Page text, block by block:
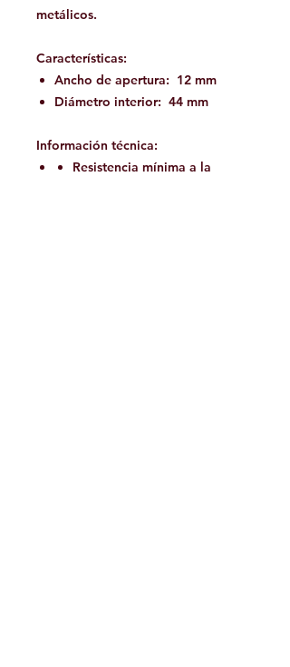
metálicos.
Características:
Ancho de apertura: 12 mm
Diámetro interior: 44 mm
Información técnica:
Resistencia mínima a la